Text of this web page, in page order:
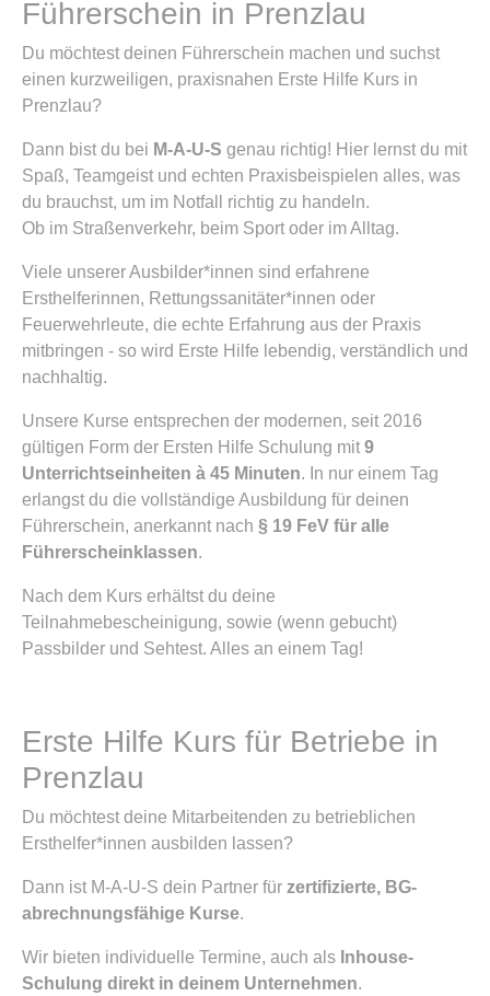
Führerschein in Prenzlau
Du möchtest deinen Führerschein machen und suchst
einen kurzweiligen, praxisnahen Erste Hilfe Kurs in
Prenzlau?
Dann bist du bei M-A-U-S genau richtig! Hier lernst du mit
Spaß, Teamgeist und echten Praxisbeispielen alles, was
du brauchst, um im Notfall richtig zu handeln.
Ob im Straßenverkehr, beim Sport oder im Alltag.
Viele unserer Ausbilder*innen sind erfahrene
Ersthelferinnen, Rettungssanitäter*innen oder
Feuerwehrleute, die echte Erfahrung aus der Praxis
mitbringen - so wird Erste Hilfe lebendig, verständlich und
nachhaltig.
Unsere Kurse entsprechen der modernen, seit 2016
gültigen Form der Ersten Hilfe Schulung mit 9
Unterrichtseinheiten à 45 Minuten. In nur einem Tag
erlangst du die vollständige Ausbildung für deinen
Führerschein, anerkannt nach § 19 FeV für alle
Führerscheinklassen.
Nach dem Kurs erhältst du deine
Teilnahmebescheinigung, sowie (wenn gebucht)
Passbilder und Sehtest. Alles an einem Tag!
Erste Hilfe Kurs für Betriebe in
Prenzlau
Du möchtest deine Mitarbeitenden zu betrieblichen
Ersthelfer*innen ausbilden lassen?
Dann ist M-A-U-S dein Partner für zertifizierte, BG-
abrechnungsfähige Kurse.
Wir bieten individuelle Termine, auch als Inhouse-
Schulung direkt in deinem Unternehmen.